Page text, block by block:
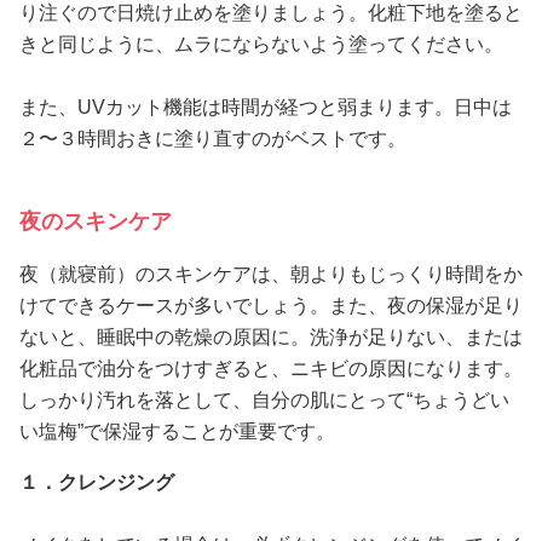
り注ぐので日焼け止めを塗りましょう。化粧下地を塗ると
きと同じように、ムラにならないよう塗ってください。
また、UVカット機能は時間が経つと弱まります。日中は
２〜３時間おきに塗り直すのがベストです。
夜のスキンケア
夜（就寝前）のスキンケアは、朝よりもじっくり時間をか
けてできるケースが多いでしょう。また、夜の保湿が足り
ないと、睡眠中の乾燥の原因に。洗浄が足りない、または
化粧品で油分をつけすぎると、ニキビの原因になります。
しっかり汚れを落として、自分の肌にとって“ちょうどい
い塩梅”で保湿することが重要です。
１．クレンジング